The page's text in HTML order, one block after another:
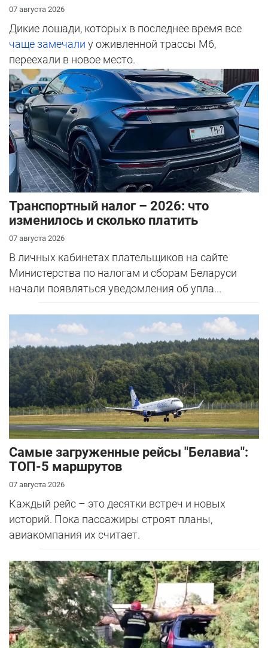
07 августа 2026
Дикие лошади, которых в последнее время все
чаще замечали у оживленной трассы М6,
переехали в новое место.
Транспортный налог – 2026: что
изменилось и сколько платить
07 августа 2026
В личных кабинетах плательщиков на сайте
Министерства по налогам и сборам Беларуси
начали появляться уведомления об упла...
Самые загруженные рейсы "Белавиа":
ТОП-5 маршрутов
07 августа 2026
Каждый рейс – это десятки встреч и новых
историй. Пока пассажиры строят планы,
авиакомпания их считает.